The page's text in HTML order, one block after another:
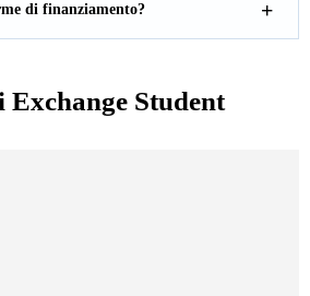
di finanziamento?
Exchange Student